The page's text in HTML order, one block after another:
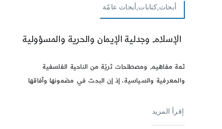
أبحاث,كتابات,أبحاث عامّة
الإسلام وجدلية الإيمان والحرية والمسؤولية
ثمة مفاهيم ومصطلحات ثريّة من الناحية الفلسفية
والمعرفية والسياسية، إذ إن البحث في مضمونها وآفاقها
إقرأ المزيد